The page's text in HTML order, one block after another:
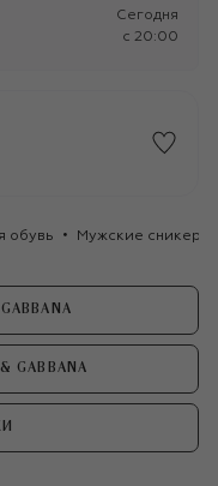
Сегодня
c 20:00
обувь Мужские сникеры
GABBANA